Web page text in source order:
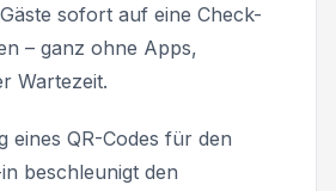
sofort auf eine Check-
– ganz ohne Apps,
Wartezeit.
eines QR-Codes für den
beschleunigt den